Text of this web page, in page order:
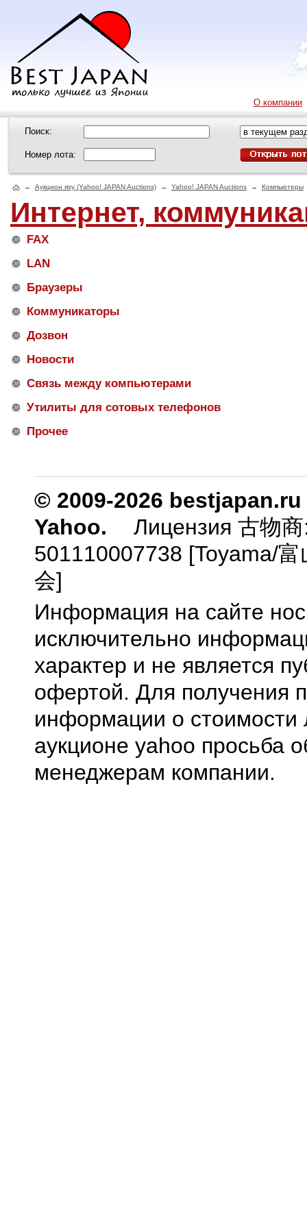
О компании
Поиск:
Номер лота:
→ Аукцион яху (Yahoo! JAPAN Auctions) → Yahoo! JAPAN Auctions → Компьютеры
Интернет,
FAX
LAN
Браузеры
Коммуникаторы
Дозвон
Новости
Связь между компьютерами
Утилиты для сотовых телефонов
Прочее
© 2009-2026
Yahoo.
Лицензия 古物
501110007738 [Toyama/
会]
Информация на сайте
исключительно
характер и не является
офертой. Для получения
информации о стоимости
аукционе yahoo просьба
менеджерам компании.